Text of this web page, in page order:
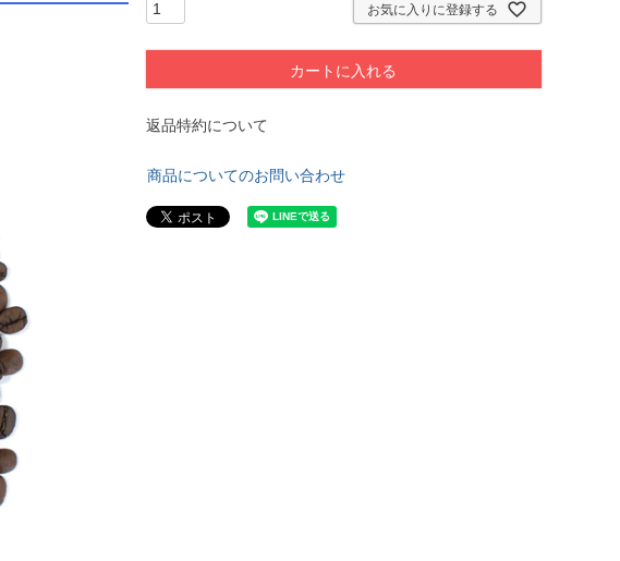
お気に入りに登録する
カートに入れる
返品特約について
商品についてのお問い合わせ